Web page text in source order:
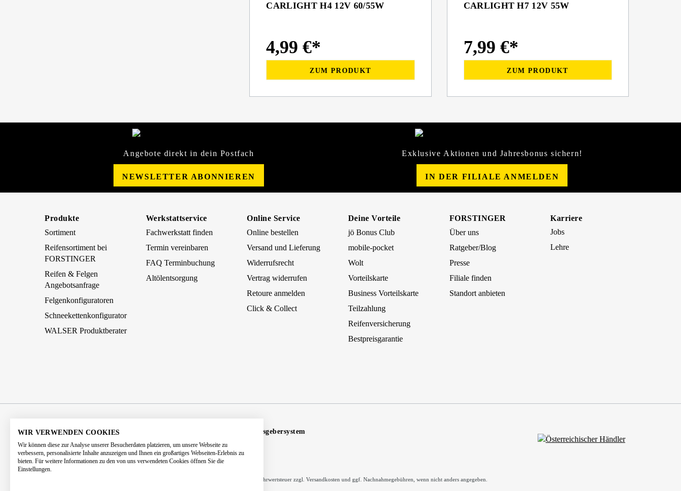
CARLIGHT H4 12V 60/55W
4,99 €*
ZUM PRODUKT
CARLIGHT H7 12V 55W
7,99 €*
ZUM PRODUKT
Angebote direkt in dein Postfach
NEWSLETTER ABONNIEREN
Exklusive Aktionen und Jahresbonus sichern!
IN DER FILIALE ANMELDEN
Produkte
Sortiment
Reifensortiment bei
FORSTINGER
Reifen & Felgen
Angebotsanfrage
Felgenkonfiguratoren
Schneekettenkonfigurator
WALSER Produktberater
Werkstattservice
Fachwerkstatt finden
Termin vereinbaren
FAQ Terminbuchung
Altölentsorgung
Online Service
Online bestellen
Versand und Lieferung
Widerrufsrecht
Vertrag widerrufen
Retoure anmelden
Click & Collect
Deine Vorteile
jö Bonus Club
mobile-pocket
Wolt
Vorteilskarte
Business Vorteilskarte
Teilzahlung
Reifenversicherung
Bestpreisgarantie
FORSTINGER
Über uns
Ratgeber/Blog
Presse
Filiale finden
Standort anbieten
Karriere
Jobs
Lehre
AGB Impressum
Hinweisgebersystem
Barrierefreiheitserklärung
Kontakt
* Alle Preise inkl. gesetzl. Mehrwertsteuer zzgl. Versandkosten und ggf. Nachnahmegebühren, wenn nicht anders angegeben.
WIR VERWENDEN COOKIES
Wir können diese zur Analyse unserer Besucherdaten platzieren, um unsere Webseite zu
verbessern, personalisierte Inhalte anzuzeigen und Ihnen ein großartiges Webseiten-Erlebnis zu
bieten. Für weitere Informationen zu den von uns verwendeten Cookies öffnen Sie die
Einstellungen.